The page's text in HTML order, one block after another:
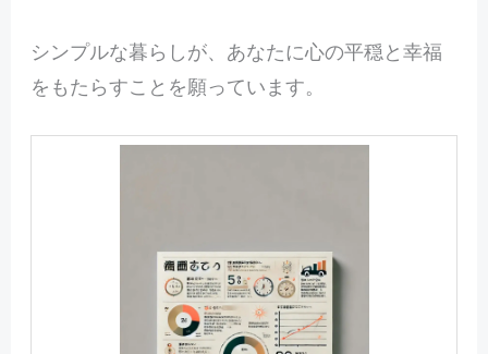
シンプルな暮らしが、あなたに心の平穏と幸福
をもたらすことを願っています。